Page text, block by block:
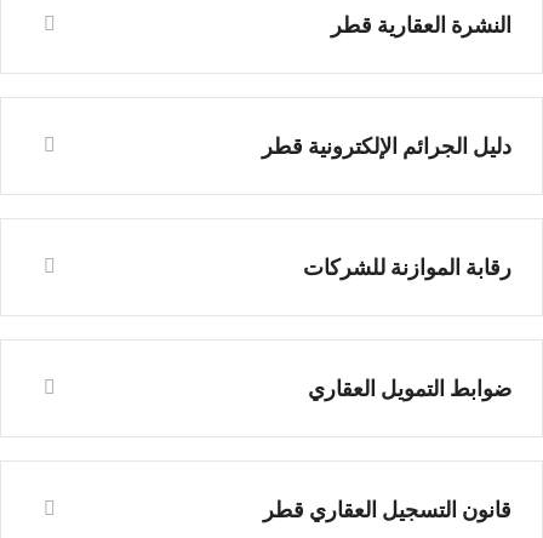
النشرة العقارية قطر
دليل الجرائم الإلكترونية قطر
رقابة الموازنة للشركات
ضوابط التمويل العقاري
قانون التسجيل العقاري قطر